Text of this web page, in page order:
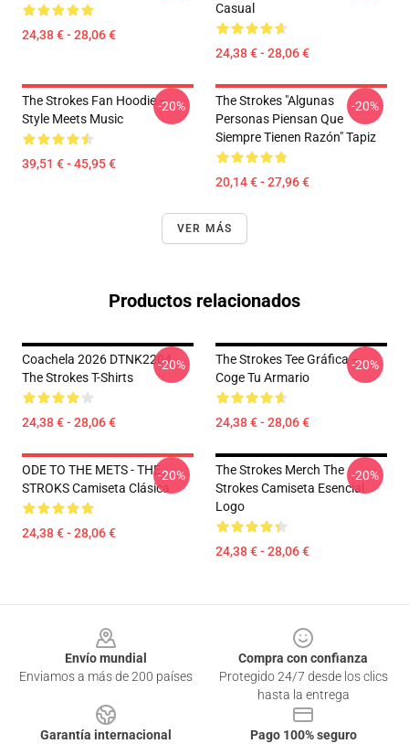
24,38 € - 28,06 €
Casual
24,38 € - 28,06 €
The Strokes Fan Hoodie –
Style Meets Music
39,51 € - 45,95 €
-20%
The Strokes "Algunas
Personas Piensan Que
Siempre Tienen Razón" Tapiz
20,14 € - 27,96 €
-20%
VER MÁS
Productos relacionados
Coachela 2026 DTNK2204
The Strokes T-Shirts
24,38 € - 28,06 €
-20%
The Strokes Tee Gráfica –
Coge Tu Armario
24,38 € - 28,06 €
-20%
ODE TO THE METS - THE
STROKS Camiseta Clásica
24,38 € - 28,06 €
-20%
The Strokes Merch The
Strokes Camiseta Esencial
Logo
24,38 € - 28,06 €
-20%
Envío mundial
Enviamos a más de 200 países
Compra con confianza
Protegido 24/7 desde los clics
hasta la entrega
Garantía internacional
Pago 100% seguro